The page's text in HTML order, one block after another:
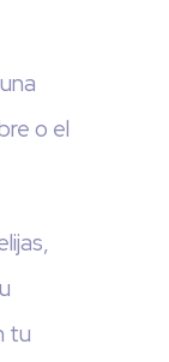
o el
tu